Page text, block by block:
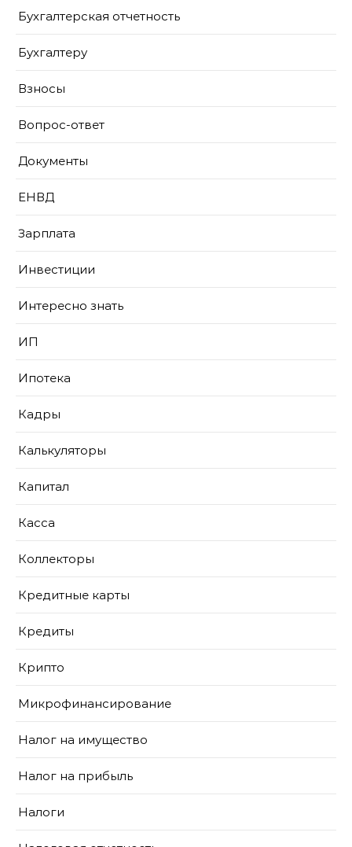
Бухгалтерская отчетность
Бухгалтеру
Взносы
Вопрос-ответ
Документы
ЕНВД
Зарплата
Инвестиции
Интересно знать
ИП
Ипотека
Кадры
Калькуляторы
Капитал
Касса
Коллекторы
Кредитные карты
Кредиты
Крипто
Микрофинансирование
Налог на имущество
Налог на прибыль
Налоги